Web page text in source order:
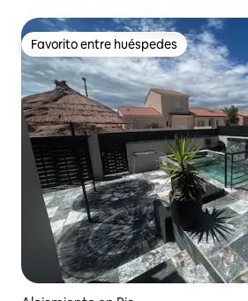
Favorito entre huéspedes
Favorito entre huéspedes